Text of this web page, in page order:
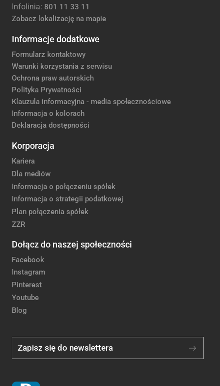
Infolinia: 801 11 33 11
Zobacz lokalizację na mapie
Informacje dodatkowe
Formularz kontaktowy
Warunki korzystania z serwisu
Ochrona praw autorskich
Polityka Prywatności
Klauzula informacyjna - media społecznościowe
Informacja o kolorach
Deklaracja dostępności
Korporacja
Kariera
Dla mediów
Informacja o połączeniu spółek
Informacja o strategii podatkowej
Plan połączenia spółek
ZZR
Dołącz do naszej społeczności
Facebook
Instagram
Pinterest
Youtube
Blog
Zapisz się do newslettera